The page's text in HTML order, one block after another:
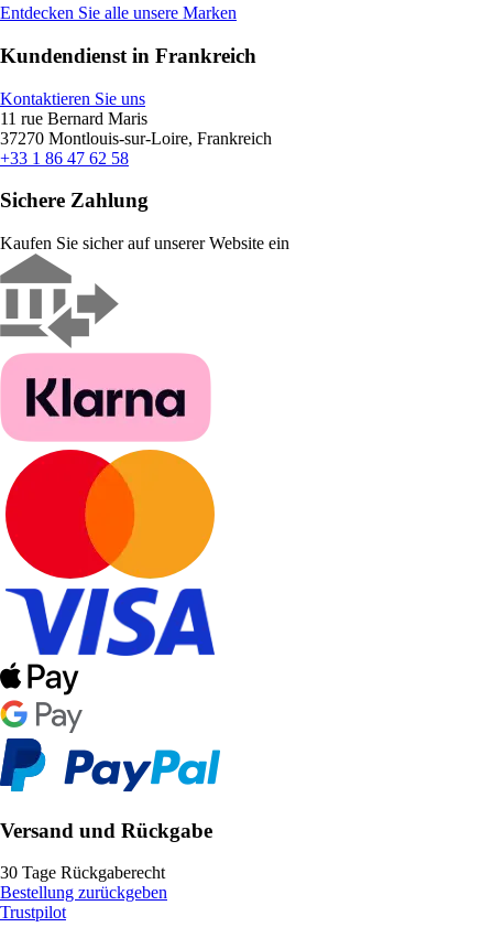
Entdecken Sie alle unsere Marken
Kundendienst in Frankreich
Kontaktieren Sie uns
11 rue Bernard Maris
37270 Montlouis-sur-Loire, Frankreich
+33 1 86 47 62 58
Sichere Zahlung
Kaufen Sie sicher auf unserer Website ein
Versand und Rückgabe
30 Tage Rückgaberecht
Bestellung zurückgeben
Trustpilot